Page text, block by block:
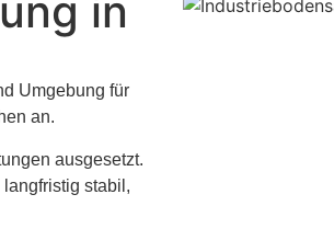
in
Umgebung für
an.
ausgesetzt.
stabil,